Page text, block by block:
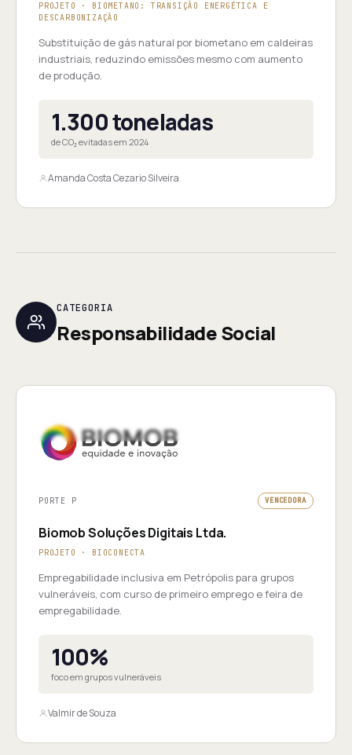
PROJETO · BIOMETANO: TRANSIÇÃO ENERGÉTICA E
DESCARBONIZAÇÃO
Substituição de gás natural por biometano em caldeiras
industriais, reduzindo emissões mesmo com aumento
de produção.
1.300 toneladas
de CO₂ evitadas em 2024
Amanda Costa Cezario Silveira
CATEGORIA
Responsabilidade Social
PORTE P VENCEDORA
Biomob Soluções Digitais Ltda.
PROJETO · BIOCONECTA
Empregabilidade inclusiva em Petrópolis para grupos
vulneráveis, com curso de primeiro emprego e feira de
empregabilidade.
100%
foco em grupos vulneráveis
Valmir de Souza